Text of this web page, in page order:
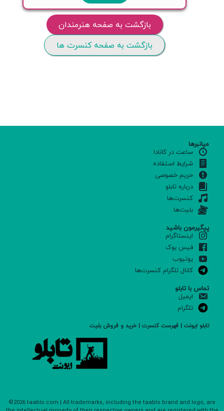
بازگشت به صفحه هنرمندان
بازگشت به صفحه کنسرت ها
میانبرها
ساعت در کانادا
شرایط استفاده
حریم خصوصی
درباره تابلو
کنسرت‌ها
بلیت‌ها
پیگیرمون باشید
اینستاگرام
فیس بوک
یوتیوب
کانال تلگرام کنسرت‌ها
تماس با تابلو
ایمیل
تلگرام
تابلو ایونت | فهرست کنسرت | خرید و فروش بلیت
©2026 taablo.com | All trademarks, including the taablo brand and logo, are